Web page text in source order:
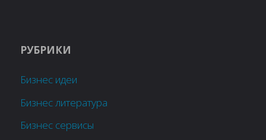
РУБРИКИ
Бизнес идеи
Бизнес литература
Бизнес сервисы